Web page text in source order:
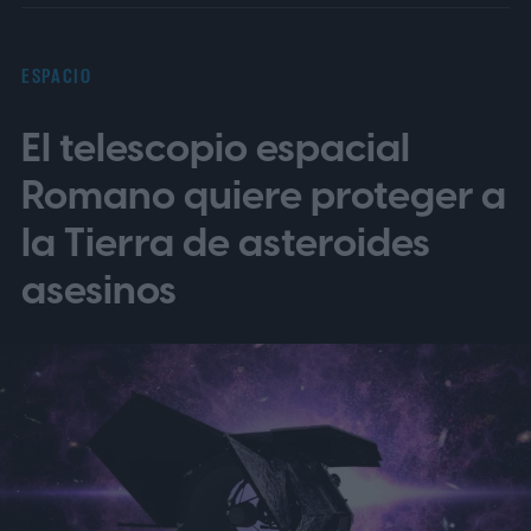
ESPACIO
El telescopio espacial
Romano quiere proteger a
la Tierra de asteroides
asesinos